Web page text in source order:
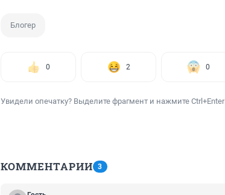
Блогер
0 2 0
Увидели опечатку? Выделите фрагмент и нажмите Ctrl+Enter
КОММЕНТАРИИ 3